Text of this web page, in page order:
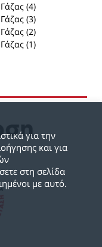
(4)
(3)
(2)
(1)
για την
και για
στη σελίδα
με αυτό.